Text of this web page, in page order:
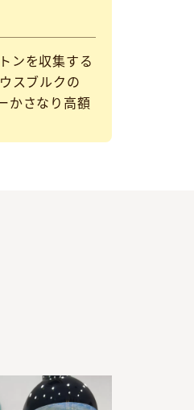
ンを収集する
スブルクの
かさなり高額